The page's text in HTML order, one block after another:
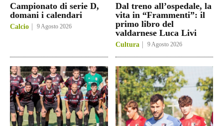
Campionato di serie D,
domani i calendari
Calcio 9 Agosto 2026
Dal treno all’ospedale, la
vita in “Frammenti”: il
primo libro del
valdarnese Luca Livi
Cultura 9 Agosto 2026